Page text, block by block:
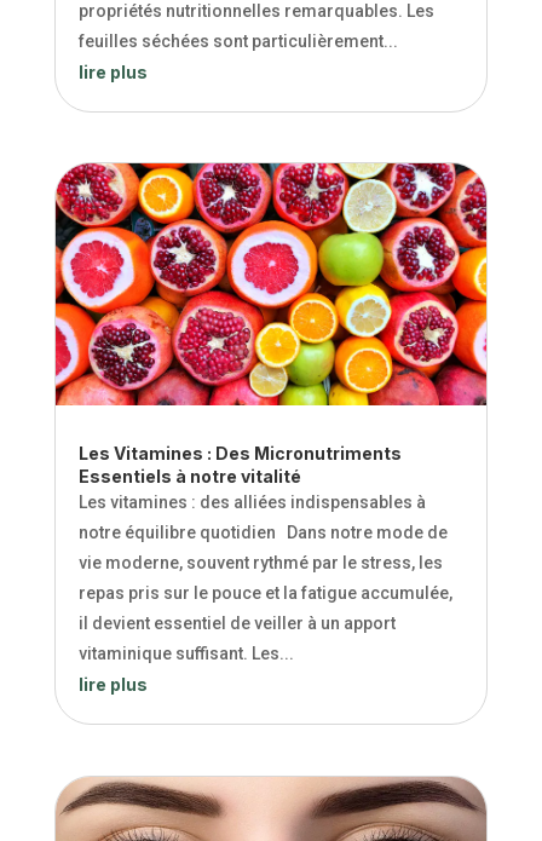
propriétés nutritionnelles remarquables. Les
feuilles séchées sont particulièrement...
lire plus
Les Vitamines : Des Micronutriments
Essentiels à notre vitalité
Les vitamines : des alliées indispensables à
notre équilibre quotidien Dans notre mode de
vie moderne, souvent rythmé par le stress, les
repas pris sur le pouce et la fatigue accumulée,
il devient essentiel de veiller à un apport
vitaminique suffisant. Les...
lire plus